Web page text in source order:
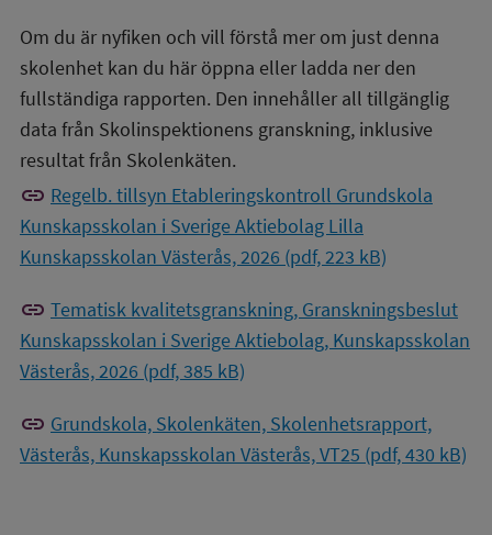
Om du är nyfiken och vill förstå mer om just denna
skolenhet kan du här öppna eller ladda ner den
fullständiga rapporten. Den innehåller all tillgänglig
data från Skolinspektionens granskning, inklusive
resultat från Skolenkäten.
link Regelb. tillsyn Etableringskontroll Grundskola
Kunskapsskolan i Sverige Aktiebolag Lilla
Kunskapsskolan Västerås, 2026 (pdf, 223 kB)
link Tematisk kvalitetsgranskning, Granskningsbeslut
Kunskapsskolan i Sverige Aktiebolag, Kunskapsskolan
Västerås, 2026 (pdf, 385 kB)
link Grundskola, Skolenkäten, Skolenhetsrapport,
Västerås, Kunskapsskolan Västerås, VT25 (pdf, 430 kB)